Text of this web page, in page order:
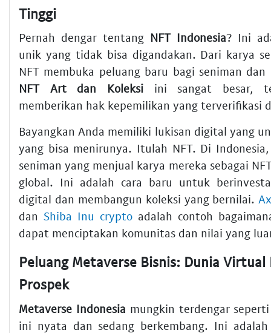
Tinggi
Pernah dengar tentang NFT Indonesia? Ini
unik yang tidak bisa digandakan. Dari karya
NFT membuka peluang baru bagi seniman
NFT Art dan Koleksiini sangat besar,
memberikan hak kepemilikan yang terverifikasi
Bayangkan Anda memiliki lukisan digital yang
yang bisa menirunya. Itulah NFT. Di
seniman yang menjual karya mereka sebagai
global. Ini adalah cara baru untuk
digital dan membangun koleksi yang bernilai.
dan Shiba Inu crypto adalah contoh
dapat menciptakan komunitas dan nilai yang
Peluang Metaverse Bisnis: Dunia Virtual
Prospek
Metaverse Indonesia mungkin terdengar
ini nyata dan sedang berkembang. Ini